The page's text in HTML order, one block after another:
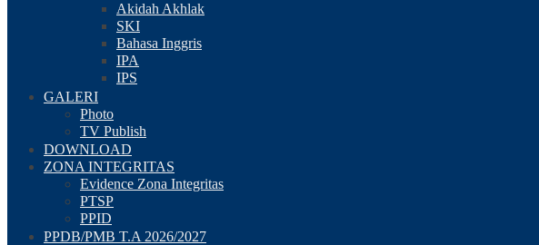
Akidah Akhlak
SKI
Bahasa Inggris
IPA
IPS
GALERI
Photo
TV Publish
DOWNLOAD
ZONA INTEGRITAS
Evidence Zona Integritas
PTSP
PPID
PPDB/PMB T.A 2026/2027